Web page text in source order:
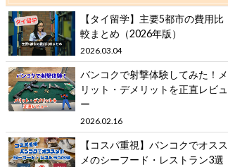
【タイ留学】主要5都市の費用比
較まとめ（2026年版）
2026.03.04
バンコクで射撃体験してみた！メ
リット・デメリットを正直レビュ
ー
2026.02.16
【コスパ重視】バンコクでオスス
メのシーフード・レストラン3選